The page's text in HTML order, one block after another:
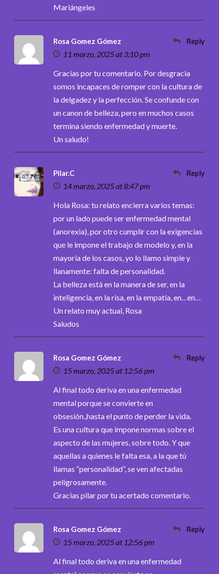
Mariángeles
Rosa Gomez Gómez
11 marzo, 2025 at 3:10 pm
Reply
Gracias por tu comentario. Por desgracia
somos incapaces de romper con la cultura de
la delgadez y la perfección. Se confunde con
un canon de belleza, pero en muchos casos
termina siendo enfermedad y muerte.
Un saludo!
Pilar.C
14 marzo, 2025 at 8:47 pm
Reply
Hola Rosa: tu relato encierra varios temas:
por un lado puede ser enfermedad mental
(anorexia), por otro cumplir con la exigencias
que le impone el trabajo de modelo y, en la
mayoría de los casos, yo lo llamo simple y
llanamente: falta de personalidad.
La belleza está en la manera de ser, en la
inteligencia, en la risa, en la empatía, en…en…
Un relato muy actual, Rosa
Saludos
Rosa Gomez Gómez
15 marzo, 2025 at 12:56 pm
Reply
Al final todo deriva en una enfermedad
mental porque se convierte en
obsesión.,hasta el punto de perder la vida.
Es una cultura que impone normas sobre el
aspecto de las mujeres, sobre todo. Y que
aquellas a quienes le falta esa, a la que tú
llamas “personalidad”, se ven afectadas
peligrosamente.
Gracias pilar por tu acertado comentario.
Rosa Gomez Gómez
15 marzo, 2025 at 12:56 pm
Reply
Al final todo deriva en una enfermedad